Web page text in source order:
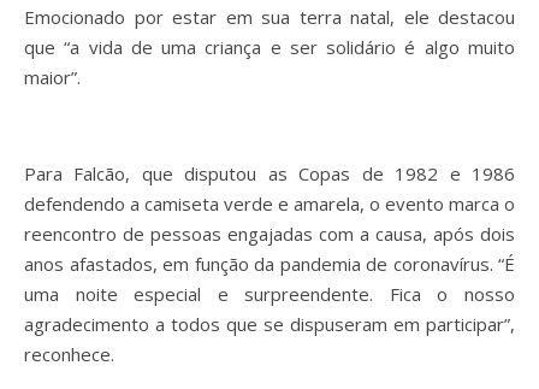
Emocionado por estar em sua terra natal, ele destacou
que “a vida de uma criança e ser solidário é algo muito
maior”.
Para Falcão, que disputou as Copas de 1982 e 1986
defendendo a camiseta verde e amarela, o evento marca o
reencontro de pessoas engajadas com a causa, após dois
anos afastados, em função da pandemia de coronavírus. “É
uma noite especial e surpreendente. Fica o nosso
agradecimento a todos que se dispuseram em participar”,
reconhece.